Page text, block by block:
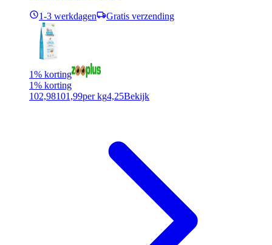
1-3 werkdagen Gratis verzending
1% korting
1% korting
102,98101,99per kg4,25Bekijk